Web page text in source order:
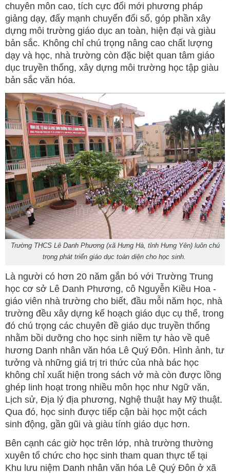
chuyên môn cao, tích cực đổi mới phương pháp
giảng dạy, đẩy mạnh chuyển đổi số, góp phần xây
dựng môi trường giáo dục an toàn, hiện đại và giàu
bản sắc. Không chỉ chú trọng nâng cao chất lượng
dạy và học, nhà trường còn đặc biệt quan tâm giáo
dục truyền thống, xây dựng môi trường học tập giàu
bản sắc văn hóa.
Trường THCS Lê Danh Phương (xã Hưng Hà, tỉnh Hưng Yên) luôn chú
trọng phát triển giáo dục toàn diện cho học sinh.
Là người có hơn 20 năm gắn bó với Trường Trung
học cơ sở Lê Danh Phương, cô Nguyễn Kiều Hoa -
giáo viên nhà trường cho biết, đầu mỗi năm học, nhà
trường đều xây dựng kế hoạch giáo dục cụ thể, trong
đó chú trọng các chuyên đề giáo dục truyền thống
nhằm bồi dưỡng cho học sinh niềm tự hào về quê
hương Danh nhân văn hóa Lê Quý Đôn. Hình ảnh, tư
tưởng và những giá trị tri thức của nhà bác học
không chỉ xuất hiện trong sách vở mà còn được lồng
ghép linh hoạt trong nhiều môn học như Ngữ văn,
Lịch sử, Địa lý địa phương, Nghệ thuật hay Mỹ thuật.
Qua đó, học sinh được tiếp cận bài học một cách
sinh động, gần gũi và giàu tính giáo dục hơn.
Bên cạnh các giờ học trên lớp, nhà trường thường
xuyên tổ chức cho học sinh tham quan thực tế tại
Khu lưu niệm Danh nhân văn hóa Lê Quý Đôn ở xã